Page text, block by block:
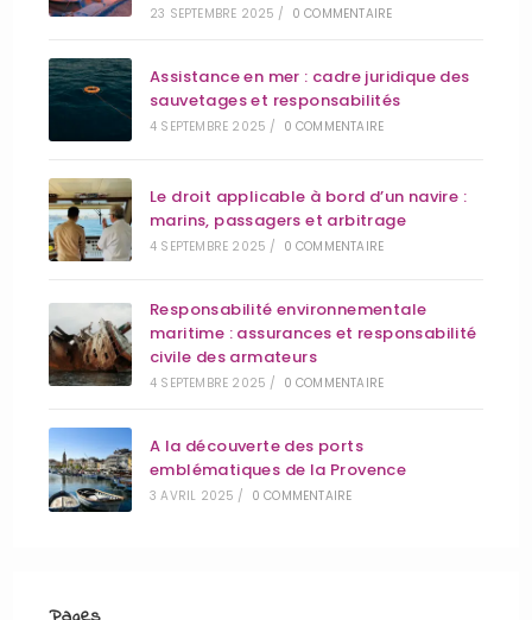
23 SEPTEMBRE 2025 / 0 COMMENTAIRE
Assistance en mer : cadre juridique des
sauvetages et responsabilités
4 SEPTEMBRE 2025 / 0 COMMENTAIRE
Le droit applicable à bord d’un navire :
marins, passagers et arbitrage
4 SEPTEMBRE 2025 / 0 COMMENTAIRE
Responsabilité environnementale
maritime : assurances et responsabilité
civile des armateurs
4 SEPTEMBRE 2025 / 0 COMMENTAIRE
A la découverte des ports
emblématiques de la Provence
3 AVRIL 2025 / 0 COMMENTAIRE